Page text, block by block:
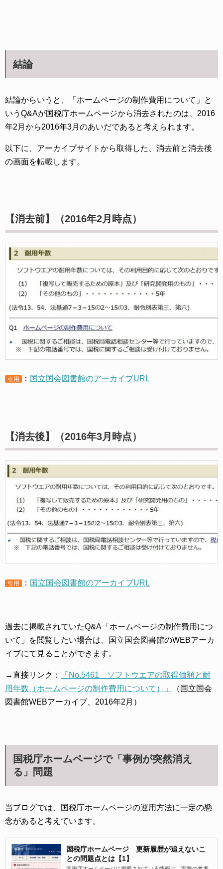
結論
結論からいうと、「ホームページの制作費用について」と
いうQ&Aが国税庁ホームページから消去されたのは、2016
年2月から2016年3月のあいだであると考えられます。
以下に、アーカイブサイトから取得した、消去前と消去後
の画面を転載します。
【消去前】 （2016年2月時点）
引用 ： 国立国会図書館のアーカイブURL
【消去後】 （2016年3月時点）
引用 ： 国立国会図書館のアーカイブURL
過去に掲載されていたQ&A「ホームページの制作費用につ
いて」を閲覧したい場合は、国立国会図書館のWEBアーカ
イブにて見ることができます。
→直接リンク：
「No.5461 ソフトウエアの取得価額と耐
用年数（ホームページの制作費用について）」
（国立国会
図書館WEBアーカイブ、2016年2月）
国税庁ホームページで「事例が突然消え
る」問題
当ブログでは、国税庁ホームページの運用方法に一定の懸
念があると考えています。
国税庁ホームページ 更新履歴が追えないこ
との問題点とは【1】